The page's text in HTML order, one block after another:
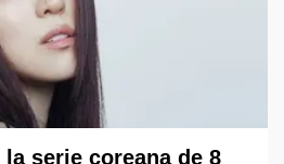
serie coreana de 8